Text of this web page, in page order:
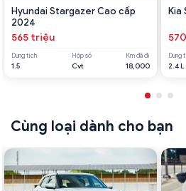
Hyundai Stargazer Cao cấp
2024
565 triệu
Dung tích
1.5
Hộp số
Cvt
Km đã đi
18,000
Kia
Dung
2.4 L
Cùng loại dành cho bạn